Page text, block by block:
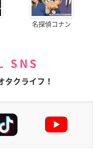
名探偵コナン
SNS
タクライフ！